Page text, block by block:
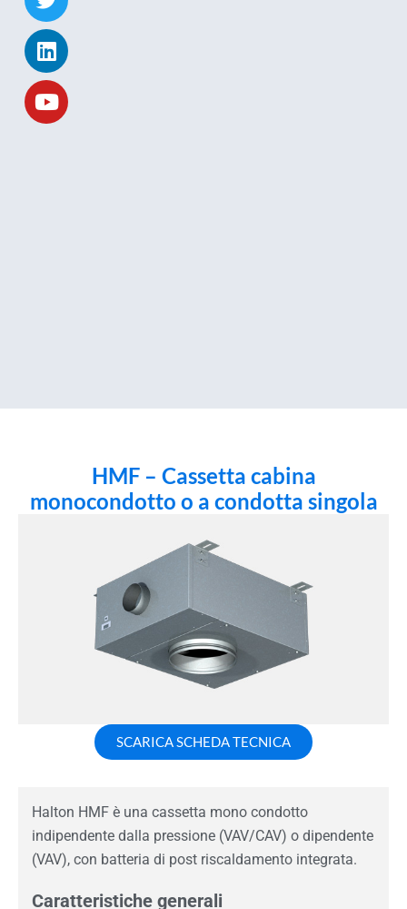
HMF – Cassetta cabina
monocondotto o a condotta singola
SCARICA SCHEDA TECNICA
Halton HMF è una cassetta mono condotto
indipendente dalla pressione (VAV/CAV) o dipendente
(VAV), con batteria di post riscaldamento integrata.
Caratteristiche generali